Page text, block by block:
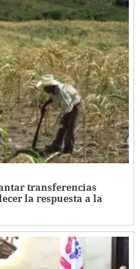
transferencias
la respuesta a la